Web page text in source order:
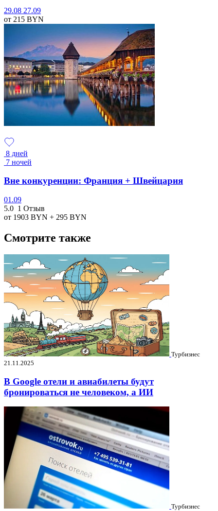
29.08 27.09
от 215 BYN
8 дней
7 ночей
Вне конкуренции: Франция + Швейцария
01.09
5.0 1 Отзыв
от 1903 BYN + 295 BYN
Смотрите также
Турбизнес
21.11.2025
В Google отели и авиабилеты будут
бронироваться не человеком, а ИИ
Турбизнес